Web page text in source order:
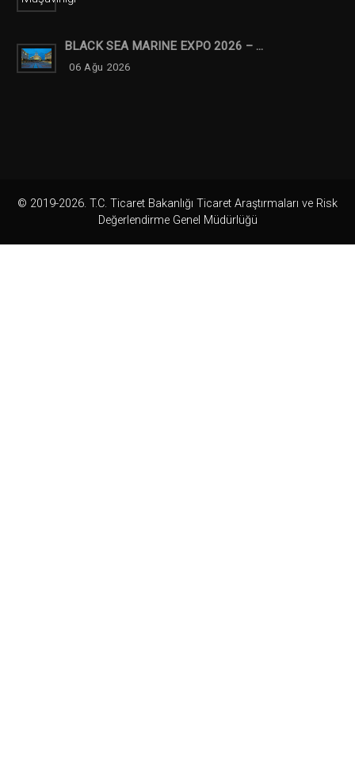
BLACK SEA MARINE EXPO 2026 – ...
06 Ağu 2026
© 2019-2026. T.C. Ticaret Bakanlığı Ticaret Araştırmaları ve Risk
Değerlendirme Genel Müdürlüğü